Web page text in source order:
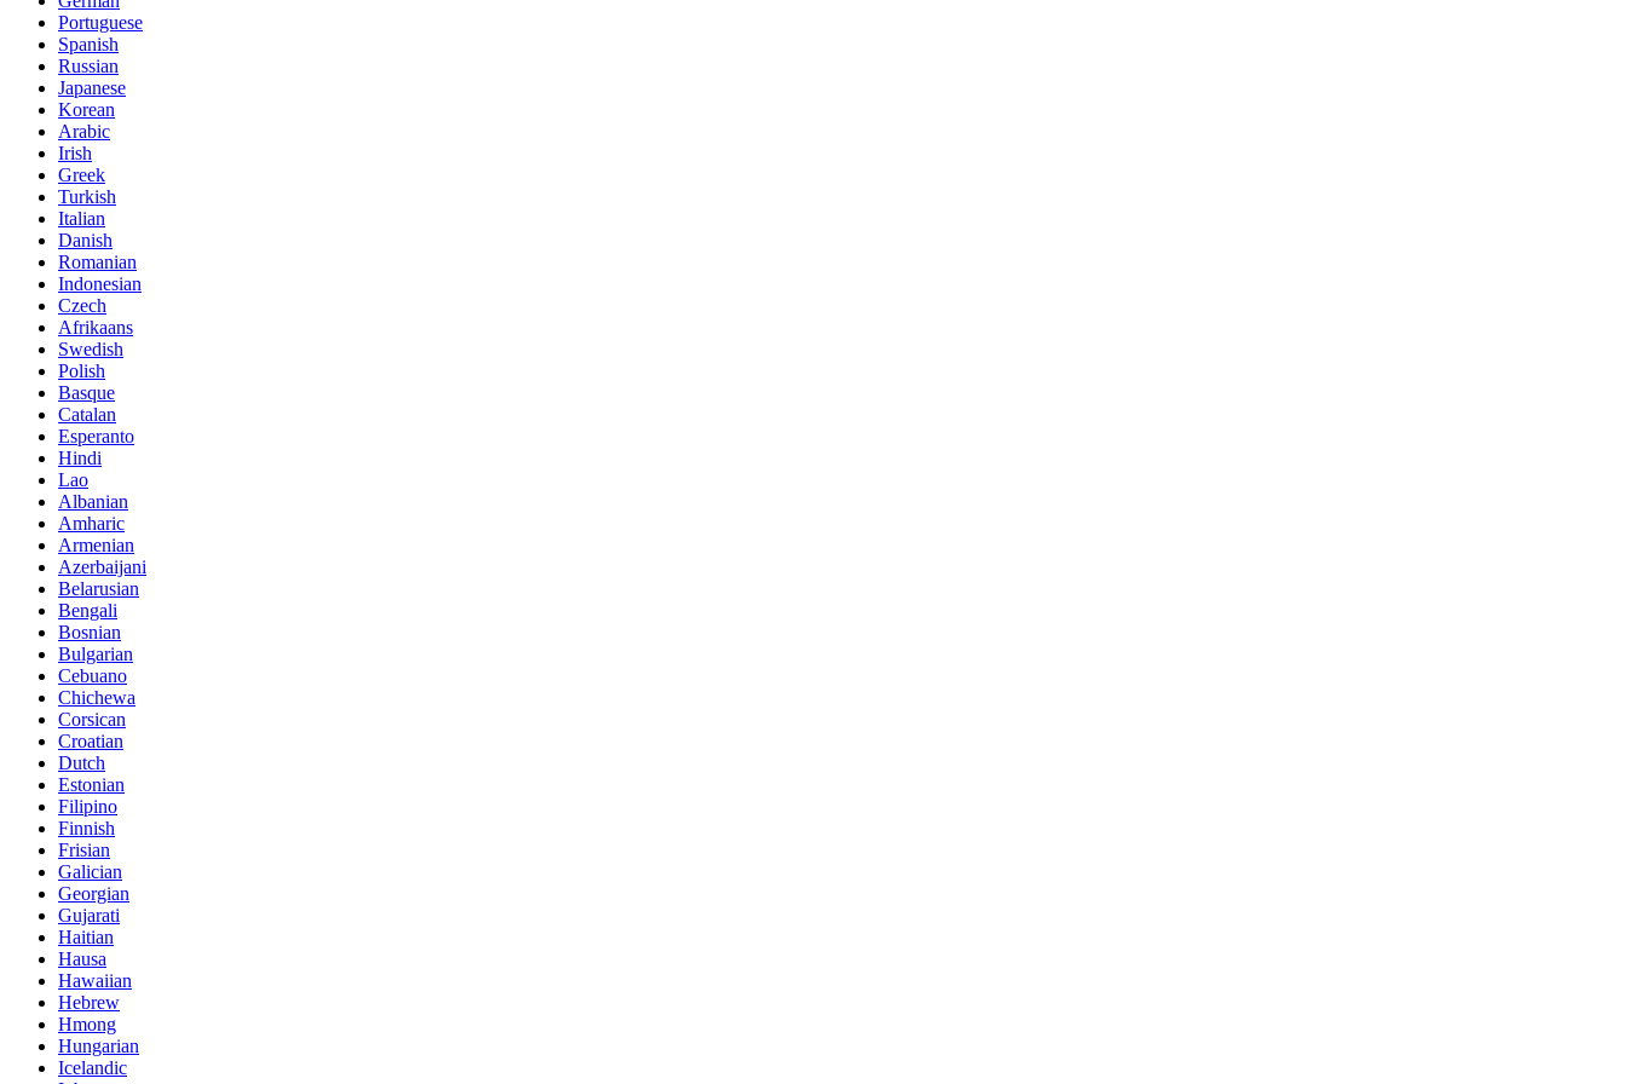
Portuguese
Spanish
Russian
Japanese
Korean
Arabic
Irish
Greek
Turkish
Italian
Danish
Romanian
Indonesian
Czech
Afrikaans
Swedish
Polish
Basque
Catalan
Esperanto
Hindi
Lao
Albanian
Amharic
Armenian
Azerbaijani
Belarusian
Bengali
Bosnian
Bulgarian
Cebuano
Chichewa
Corsican
Croatian
Dutch
Estonian
Filipino
Finnish
Frisian
Galician
Georgian
Gujarati
Haitian
Hausa
Hawaiian
Hebrew
Hmong
Hungarian
Icelandic